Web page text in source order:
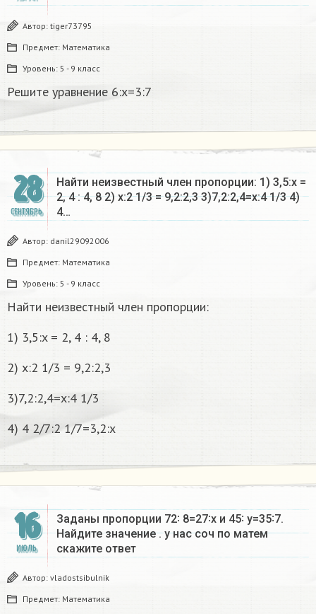
Автор: tiger73795
Предмет: Математика
Уровень: 5 - 9 класс
Решите уравнение 6:x=3:7​
28
СЕНТЯБРЬ
Найти неизвестный член пропорции: 1) 3,5:x =
2, 4 : 4, 8 2) x:2 1/3 = 9,2:2,3 3)7,2:2,4=x:4 1/3 4)
4…
Автор: danil29092006
Предмет: Математика
Уровень: 5 - 9 класс
Найти неизвестный член пропорции:
1) 3,5:x = 2, 4 : 4, 8
2) x:2 1/3 = 9,2:2,3
3)7,2:2,4=x:4 1/3
4) 4 2/7:2 1/7=3,2:x
16
ИЮЛЬ
Заданы пропорции 72∶ 8=27∶x и 45∶ y=35∶7.
Найдите значение . у нас соч по матем
скажите ответ ​
Автор: vladostsibulnik
Предмет: Математика